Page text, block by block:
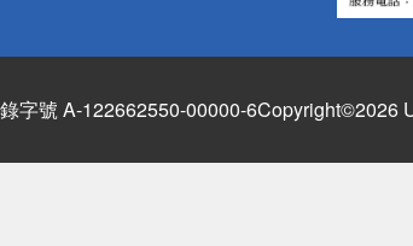
字號 A-122662550-00000-6Copyright©2026